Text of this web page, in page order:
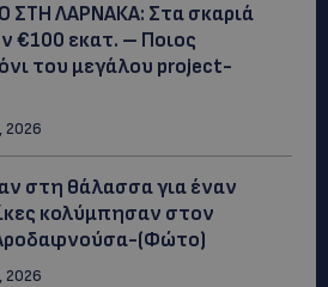
ΣΤΗ ΛΑΡΝΑΚΑ: Στα σκαριά
€100 εκατ. – Ποιος
του μεγάλου project-
2026
στη θάλασσα για έναν
κολύμπησαν στον
(Φώτο)
2026